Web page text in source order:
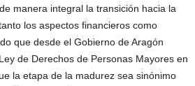
manera integral la transición hacia la
los aspectos financieros como
que desde el Gobierno de Aragón
de Derechos de Personas Mayores en
la etapa de la madurez sea sinónimo